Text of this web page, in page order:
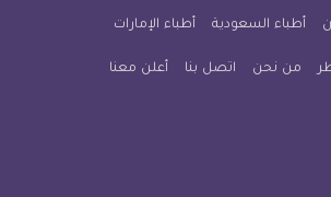
معلومة
للآيفون
أطباء السعودية أطباء الإمارات
من نحن اتصل بنا أعلن معنا